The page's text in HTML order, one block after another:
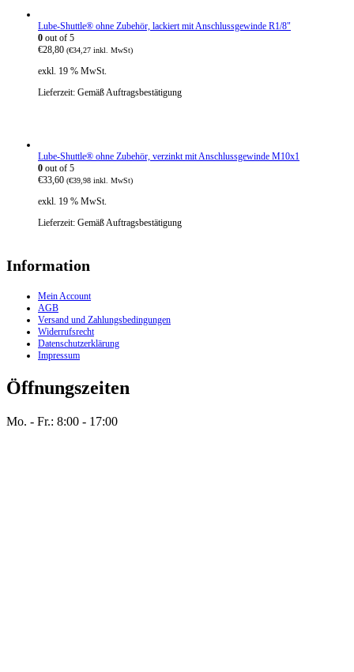
Lube-Shuttle® ohne Zubehör, lackiert mit Anschlussgewinde R1/8"
0 out of 5
€28,80 (€34,27 inkl. MwSt)
exkl. 19 % MwSt.
Lieferzeit: Gemäß Auftragsbestätigung
Lube-Shuttle® ohne Zubehör, verzinkt mit Anschlussgewinde M10x1
0 out of 5
€33,60 (€39,98 inkl. MwSt)
exkl. 19 % MwSt.
Lieferzeit: Gemäß Auftragsbestätigung
Information
Mein Account
AGB
Versand und Zahlungsbedingungen
Widerrufsrecht
Datenschutzerklärung
Impressum
Öffnungszeiten
Mo. - Fr.: 8:00 - 17:00